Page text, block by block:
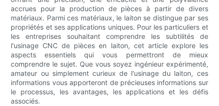
accrues pour la production de pièces à partir de divers
matériaux. Parmi ces matériaux, le laiton se distingue par ses
propriétés et ses applications uniques. Pour les particuliers et
les entreprises souhaitant comprendre les subtilités de
l'usinage CNC de pièces en laiton, cet article explore les
aspects essentiels qui vous permettront de mieux
comprendre le sujet. Que vous soyez ingénieur expérimenté,
amateur ou simplement curieux de l'usinage du laiton, ces
informations vous apporteront de précieuses informations sur
le processus, les avantages, les applications et les défis
associés.